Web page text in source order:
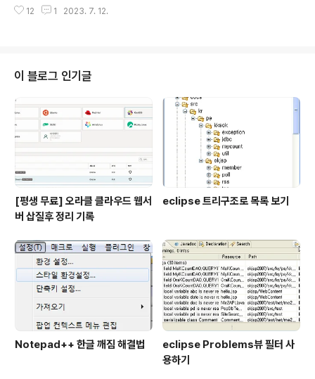
합도 괜찮고, 성가신게 제법 있지만 평생무료인 오라클 클..
경험을 정리해서 올립니다. 1. https://cloud.oracle.co
니다. 3. `인스턴스 생성`을 클릭하고 설정을 시작합니다.
서버 이미지는 Oracle Linux 8이 기본인데, 네트워크 설
정 등에서 삽질을 무한히 경험해서, 개인적으로는 CentO
S나 Ubuntu를 추천합니다. 우측의 이미지 변경을 클릭합
니다. 이..
12 1 2023. 7. 12.
이 블로그 인기글
[평생 무료] 오라클 클라우드 웹서
버 삽질후 정리 기록
eclipse 트리구조로 목록 보기
Notepad++ 한글 깨짐 해결법
eclipse Problems뷰 필터 사
용하기